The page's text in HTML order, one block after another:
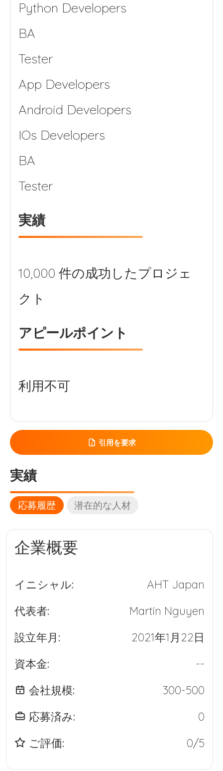
Python Developers
BA
Tester
App Developers
Android Developers
IOs Developers
BA
実績
10,000 件の成功したプロジェ
アピールポイント
引用を要求
実績
応募履歴 潜在的な人材
企業概要
イニシャル:
AHT Japan
代表者:
Martin Nguyen
設立年月:
2021年1月22日
資本金:
--
会社規模:
300-500
応募済み:
0
ご評価:
0/5